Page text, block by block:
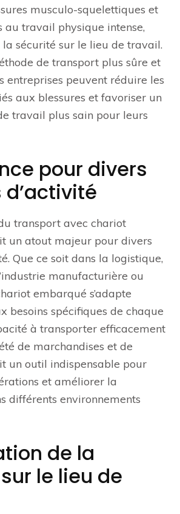
musculo-squelettiques et
au travail physique intense,
sécurité sur le lieu de travail.
de transport plus sûre et
entreprises peuvent réduire les
aux blessures et favoriser un
travail plus sain pour leurs
pour divers
transport avec chariot
un atout majeur pour divers
Que ce soit dans la logistique,
manufacturière ou
embarqué s’adapte
besoins spécifiques de chaque
à transporter efficacement
de marchandises et de
un outil indispensable pour
et améliorer la
différents environnements
de la
le lieu de